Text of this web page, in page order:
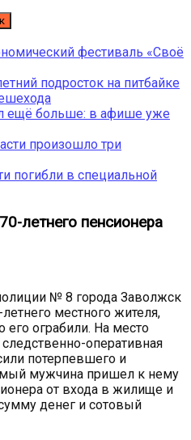
фестиваль «Своё
подросток на питбайке
ещё больше: в афише уже
произошло три
погибли в специальной
летнего пенсионера
№ 8 города Заволжск
местного жителя,
его ограбили. На место
оперативная
потерпевшего и
мужчина пришел к нему
от входа в жилище и
денег и сотовый